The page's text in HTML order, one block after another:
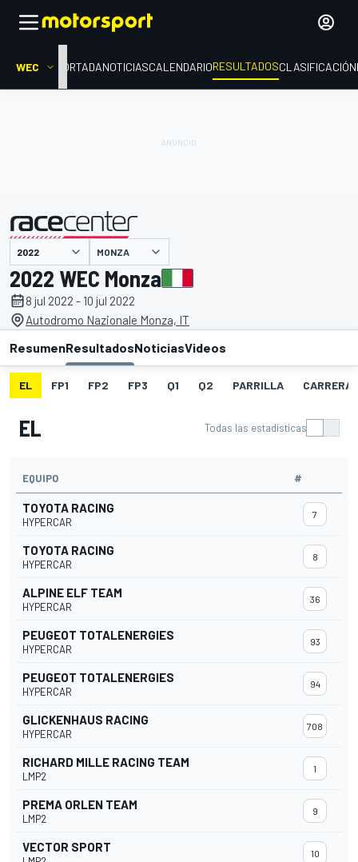
WEC PORTADANOTICIASCALENDARIORESULTADOSCLASIFICACIÓN
presentado por MONZA
2022 WEC Monza
8 jul 2022 - 10 jul 2022
Autodromo Nazionale Monza, IT
ResumenResultadosNoticiasVideos
EL FP1 FP2 FP3 Q1 Q2 PARRILLA CARRERA
EL Todas las estadísticas
EQUIPO #
TOYOTA RACING
HYPERCAR
7
TOYOTA RACING
HYPERCAR
8
ALPINE ELF TEAM
HYPERCAR
36
PEUGEOT TOTALENERGIES
HYPERCAR
93
PEUGEOT TOTALENERGIES
HYPERCAR
94
GLICKENHAUS RACING
HYPERCAR
708
RICHARD MILLE RACING TEAM
LMP2
1
PREMA ORLEN TEAM
LMP2
9
VECTOR SPORT 10